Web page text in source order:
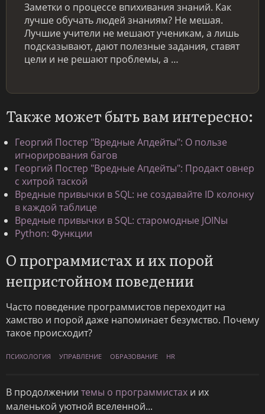
Заметки о процессе впихивания знаний. Как
лучше обучать людей знаниям? Не мешая.
Лучшие учители не мешают ученикам, а лишь
подсказывают, дают полезные задания, ставят
цели и не решают проблемы, а …
Также может быть вам интересно:
Георгий Постер "Вредные Апдейты": О пользе
игнорирования багов
Георгий Постер "Вредные Апдейты": Продакт овнер
с хитрой таской
Вредные привычки в SQL: не создавайте ID колонку
в каждой таблице
Вредные привычки в SQL: старомодные JOINы
Python: Функции
О программистах и их порой
непристойном поведении
Часто поведение программистов переходит на
хамство и порой даже напоминает безумство. Почему
такое происходит?
ПСИХОЛОГИЯ УПРАВЛЕНИЕ ОБРАЗОВАНИЕ HR
В продолжении темы о программистах и их
маленькой уютной вселенной...